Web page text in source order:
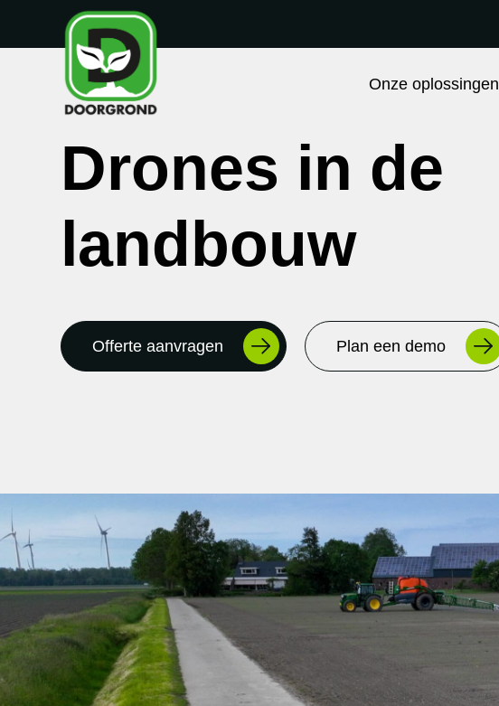
Onze oplossingen
Drones in de
landbouw
Offerte aanvragen Plan een demo